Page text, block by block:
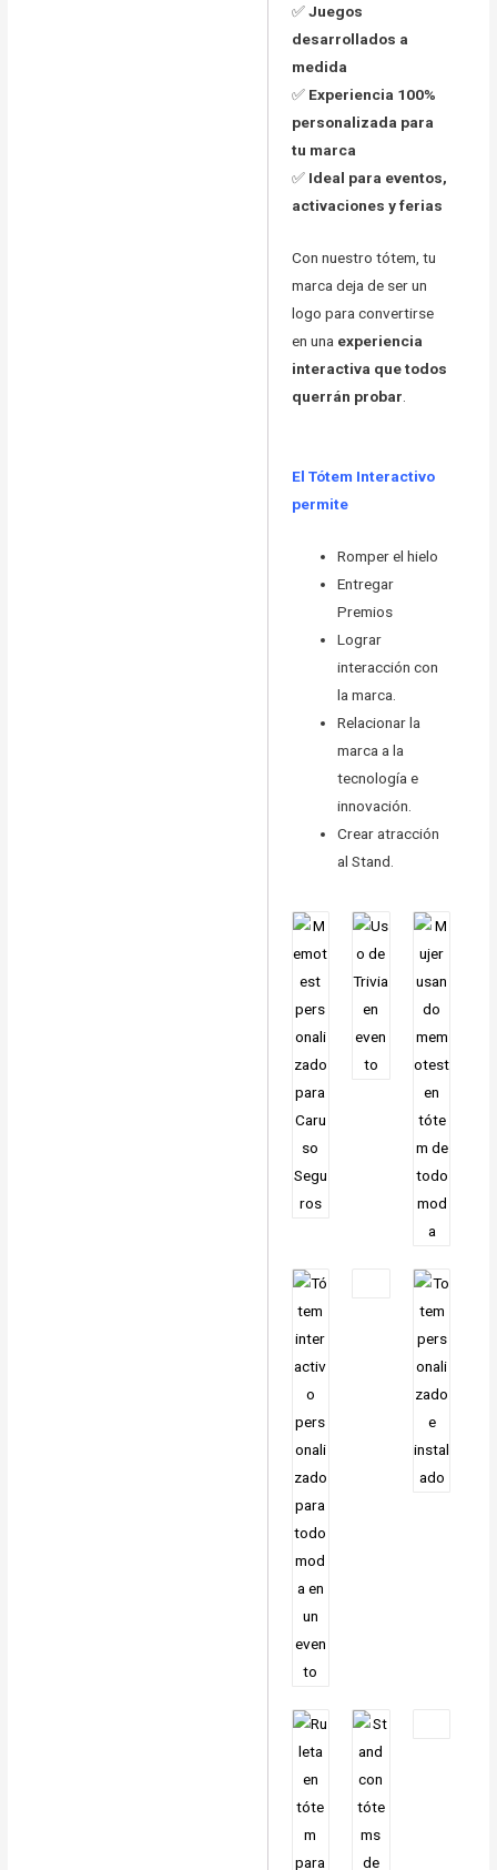
✅Juegos
desarrollados a
medida
✅ Experiencia 100%
personalizada para
tu marca
✅ Ideal para eventos,
activaciones y ferias
Con nuestro tótem, tu
marca deja de ser un
logo para convertirse
en una experiencia
interactiva que todos
querrán probar
El Tótem Interactivo
permite
Romper el hielo
Entregar
Premios
Lograr
interacción con
la marca.
Relacionar la
marca a la
tecnología e
innovación.
Crear atracción
al Stand.